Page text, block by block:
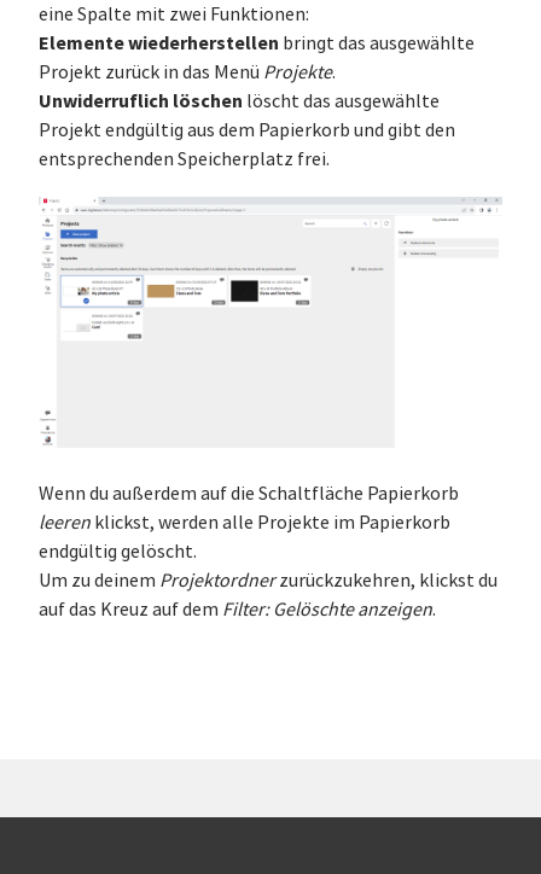
eine Spalte mit zwei Funktionen:
Elemente wiederherstellen bringt das ausgewählte
Projekt zurück in das Menü Projekte.
Unwiderruflich löschen löscht das ausgewählte
Projekt endgültig aus dem Papierkorb und gibt den
entsprechenden Speicherplatz frei.
Wenn du außerdem auf die Schaltfläche Papierkorb
leeren klickst, werden alle Projekte im Papierkorb
endgültig gelöscht.
Um zu deinem Projektordnerzurückzukehren, klickst du
auf das Kreuz auf dem Filter: Gelöschte anzeigen.